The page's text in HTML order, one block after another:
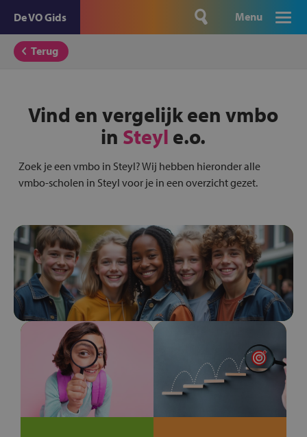
De VO Gids Menu
Terug
Vind en vergelijk een vmbo
in Steyl e.o.
Zoek je een vmbo in Steyl? Wij hebben hieronder alle
vmbo-scholen in Steyl voor je in een overzicht gezet.